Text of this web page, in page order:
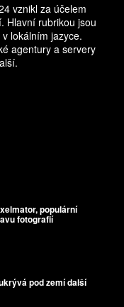
vznikl za účelem
Hlavní rubrikou jsou
lokálním jazyce.
agentury a servery
populární
fotografií
pod zemí další